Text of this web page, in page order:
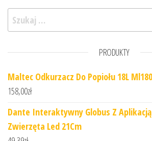
Szukaj:
PRODUKTY
Maltec Odkurzacz Do Popiołu 18L
158,00zł
Dante Interaktywny Globus Z Aplikacją
Zwierzęta Led 21Cm